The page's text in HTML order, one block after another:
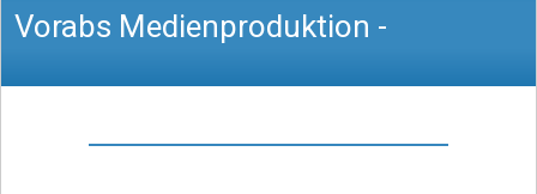
Vorabs Medienproduktion -
Nachrichten, Texte, Podcast, O-Töne,